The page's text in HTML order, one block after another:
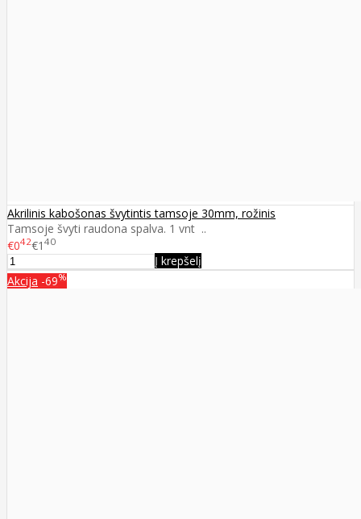
Akrilinis kabošonas švytintis tamsoje 30mm, rožinis
Tamsoje švyti raudona spalva. 1 vnt ..
€042€1 40
Į krepšelį
Akcija -69%